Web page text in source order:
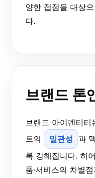
양한 접점을 대상
다.
브랜드 톤
브랜드 아이덴티
트의
일관성 과
록 강해집니다. 히
품·서비스의 차별